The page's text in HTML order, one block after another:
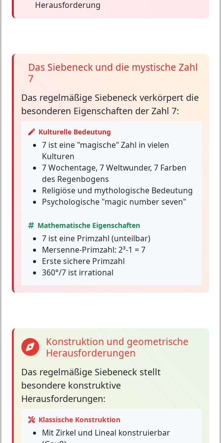
Herausforderung
Das Siebeneck und die mystische Zahl
7
Das regelmäßige Siebeneck verkörpert die
besonderen Eigenschaften der Zahl 7:
Kulturelle Bedeutung
7 ist eine "magische" Zahl in vielen
Kulturen
7 Wochentage, 7 Weltwunder, 7 Farben
des Regenbogens
Religiöse und mythologische Bedeutung
Psychologische "magic number seven"
Mathematische Eigenschaften
7 ist eine Primzahl (unteilbar)
Mersenne-Primzahl: 2³-1 = 7
Erste sichere Primzahl
360°/7 ist irrational
Konstruktion und geometrische
Herausforderungen
Das regelmäßige Siebeneck stellt
besondere konstruktive
Herausforderungen:
Klassische Konstruktion
Mit Zirkel und Lineal konstruierbar